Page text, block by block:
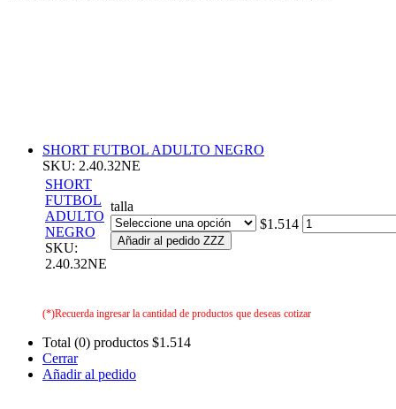
SHORT FUTBOL ADULTO NEGRO
SKU: 2.40.32NE
SHORT
FUTBOL
ADULTO
NEGRO
SKU:
2.40.32NE
talla
Añadir al pedido ZZZ
$1.514
(*)Recuerda ingresar la cantidad de productos que deseas cotizar
Total (0) productos $1.514
Cerrar
Añadir al pedido